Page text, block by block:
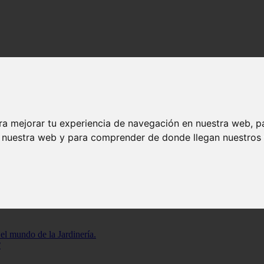
mejorar tu experiencia de navegación en nuestra web,
web y para comprender de donde llegan nuestros
los regalos más populares en jardinería
Los tulipanes son una de las flores más hermosas y populares en la
cuidarlas adecuadamente.
mundo de la Jardinería.